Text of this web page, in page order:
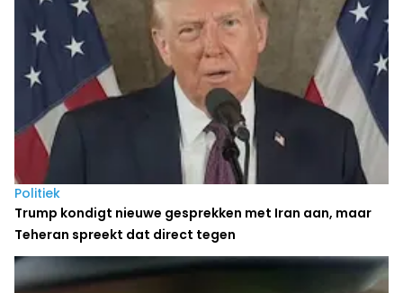
Politiek
Trump kondigt nieuwe gesprekken met Iran aan, maar
Teheran spreekt dat direct tegen